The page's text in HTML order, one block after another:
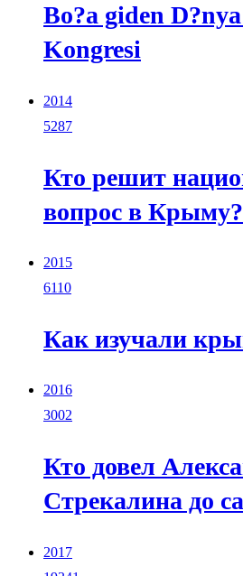
Bo?a giden
Kongresi
2014
5287
Кто решит
вопрос в Крыму?
2015
6110
Как изучали
2016
3002
Кто довел
Стрекалина до
2017